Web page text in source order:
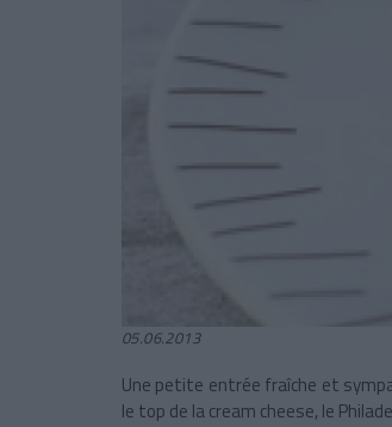
05.06.2013
Une petite entrée fraîche et
le top de la cream cheese, le